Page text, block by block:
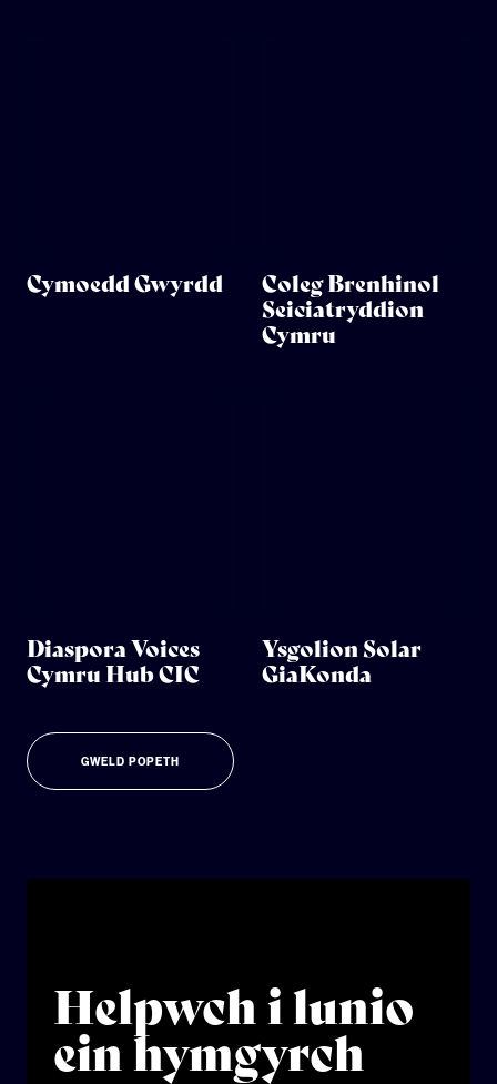
Cymoedd Gwyrdd
Coleg Brenhinol
Seiciatryddion
Cymru
Diaspora Voices
Cymru Hub CIC
Ysgolion Solar
GiaKonda
GWELD POPETH
Helpwch i lunio
ein hymgyrch